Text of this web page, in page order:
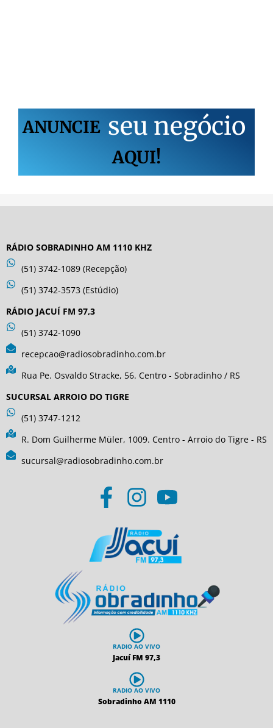
ANUNCIE seu negócio
AQUI!
RÁDIO SOBRADINHO AM 1110 KHZ
(51) 3742-1089 (Recepção)
(51) 3742-3573 (Estúdio)
RÁDIO JACUÍ FM 97,3
(51) 3742-1090
recepcao@radiosobradinho.com.br
Rua Pe. Osvaldo Stracke, 56. Centro - Sobradinho / RS
SUCURSAL ARROIO DO TIGRE
(51) 3747-1212
R. Dom Guilherme Müler, 1009. Centro - Arroio do Tigre - RS
sucursal@radiosobradinho.com.br
RADIO AO VIVO
Jacuí FM 97,3
RADIO AO VIVO
Sobradinho AM 1110